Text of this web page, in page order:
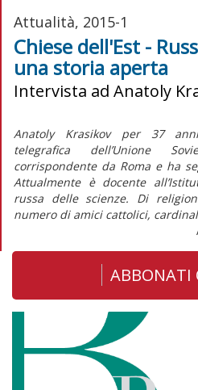
Attualità, 2015-1
Chiese dell'Est -
una storia aperta
Intervista ad Anatoly
Anatoly Krasikov per 37
telegrafica dell’Unione
corrispondente da Roma e ha
Attualmente è docente
russa delle scienze. Di
numero di amici cattolici,
ABBONATI